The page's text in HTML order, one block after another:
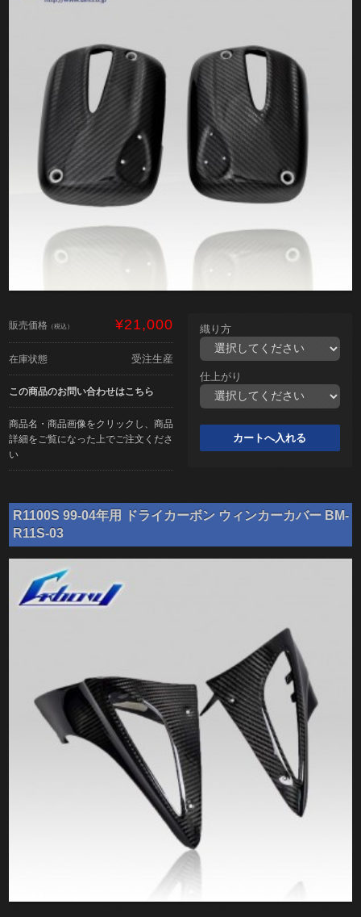
販売価格 （税込） ¥21,000
在庫状態 受注生産
この商品のお問い合わせはこちら
商品名・商品画像をクリックし、商品
詳細をご覧になった上でご注文くださ
い
織り方
仕上がり
R1100S 99-04年用 ドライカーボン ウィンカーカバー BM-
R11S-03